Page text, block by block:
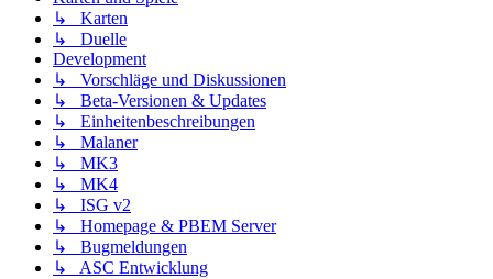
↳ Karten
↳ Duelle
Development
↳ Vorschläge und Diskussionen
↳ Beta-Versionen & Updates
↳ Einheitenbeschreibungen
↳ Malaner
↳ MK3
↳ MK4
↳ ISG v2
↳ Homepage & PBEM Server
↳ Bugmeldungen
↳ ASC Entwicklung